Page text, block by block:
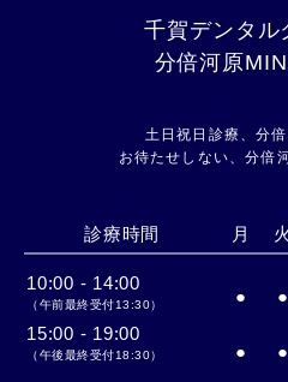
千賀デンタル
分倍河原
土日祝日診療、分
お待たせしない、分倍
診療時間 月 火
10:00 - 14:00
（午前最終受付13:30） ● ●
15:00 - 19:00
（午後最終受付18:30） ● ●